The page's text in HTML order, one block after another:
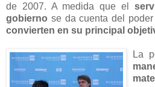
de 2007. A medida que el
gobierno se da cuenta del
convierten en su principal
La